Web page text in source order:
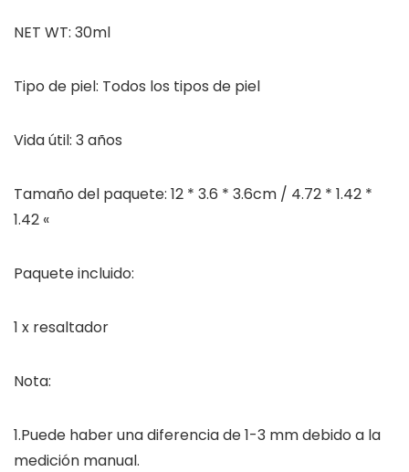
NET WT: 30ml
Tipo de piel: Todos los tipos de piel
Vida útil: 3 años
Tamaño del paquete: 12 * 3.6 * 3.6cm / 4.72 * 1.42 *
1.42 «
Paquete incluido:
1 x resaltador
Nota:
1.Puede haber una diferencia de 1-3 mm debido a la
medición manual.